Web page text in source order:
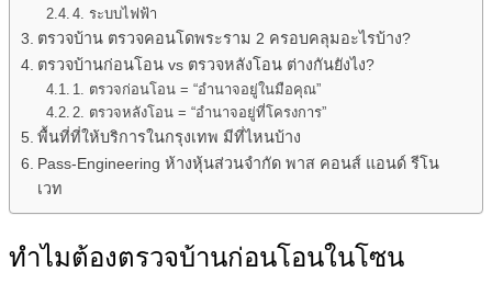
4. ระบบไฟฟ้า
ตรวจบ้าน ตรวจคอนโดพระราม 2 ครอบคลุมอะไรบ้าง?
ตรวจบ้านก่อนโอน vs ตรวจหลังโอน ต่างกันยังไง?
1. ตรวจก่อนโอน = “อำนาจอยู่ในมือคุณ”
2. ตรวจหลังโอน = “อำนาจอยู่ที่โครงการ”
พื้นที่ที่ให้บริการในกรุงเทพ มีที่ไหนบ้าง
Pass-Engineering ห้างหุ้นส่วนจำกัด พาส คอนส์ แอนด์ รีโน
เวท
ทำไมต้องตรวจบ้านก่อนโอนในโซน